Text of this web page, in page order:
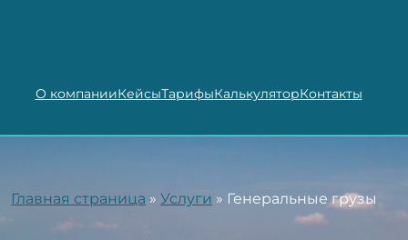
О компанииКейсыТарифыКалькуляторКонтакты
Главная страница » Услуги » Генеральные грузы